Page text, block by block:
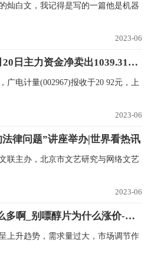
灿白文，我记得是写的一篇他是机器
2023-06
广电计量（002967）6月20日主力资金净卖出1039.31万元
广电计量(002967)报收于20 92元，上
2023-06
律问题”讲座举办|世界看热讯
联主办，北京市文艺研究与网络文艺
2023-06
别嘌醇片为什么涨价这么多啊_别嘌醇片为什么涨价-环球短讯
上升趋势，需求量过大，市场调节作